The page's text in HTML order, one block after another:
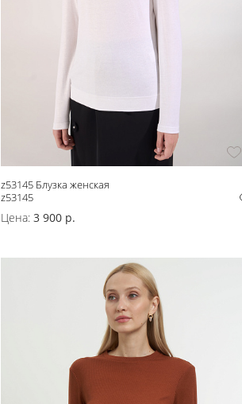
z53145 Блузка женская
z53145
Цена: 3 900 р.